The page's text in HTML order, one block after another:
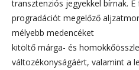
transztenziós jegyekkel bírnak.
progradációt megelőző
mélyebb medencéket
kitöltő márga- és
változékonyságáért, valamint a